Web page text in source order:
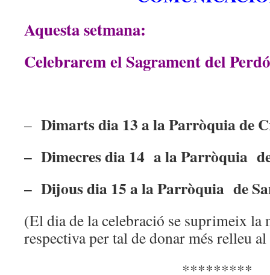
Aquesta setmana:
Celebrarem el Sagrament del
– Dimarts dia 13 a la Parròquia de
– Dimecres dia 14 a la Parròquia
– Dijous dia 15 a la Parròquia de
(El dia de la celebració se suprimeix la
respectiva per tal de donar més relleu
*********